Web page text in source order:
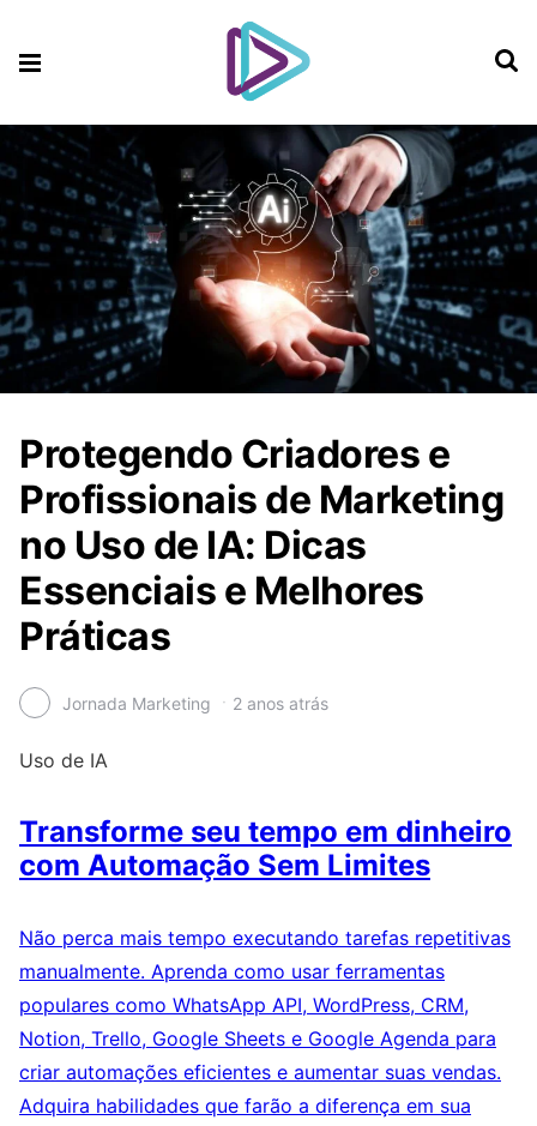
Protegendo Criadores e
Profissionais de Marketing
no Uso de IA: Dicas
Essenciais e Melhores
Práticas
Jornada Marketing 2 anos atrás
Uso de IA
Transforme seu tempo em dinheiro
com Automação Sem Limites
Não perca mais tempo executando tarefas repetitivas
manualmente. Aprenda como usar ferramentas
populares como WhatsApp API, WordPress, CRM,
Notion, Trello, Google Sheets e Google Agenda para
criar automações eficientes e aumentar suas vendas.
Adquira habilidades que farão a diferença em sua